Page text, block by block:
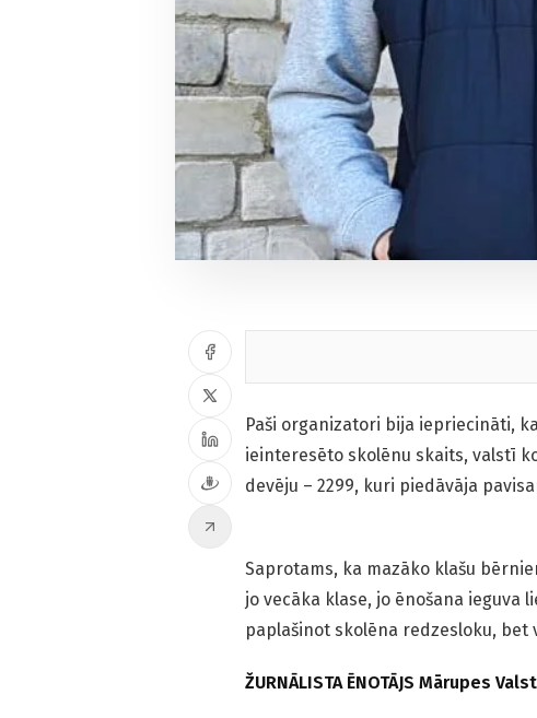
Paši organizatori bija iepriecināti,
ieinteresēto skolēnu skaits, valstī
devēju – 2299, kuri piedāvāja
Saprotams, ka mazāko klašu
jo vecāka klase, jo ēnošana
paplašinot skolēna redzesloku,
ŽURNĀLISTA ĒNOTĀJS Mārupes